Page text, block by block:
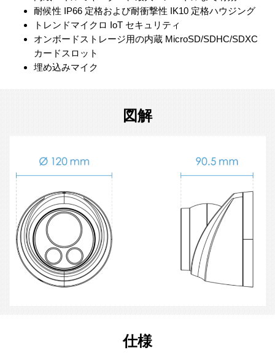
耐候性 IP66 定格および耐衝撃性 IK10 定格ハウジング
トレンドマイクロ IoT セキュリティ
オンボードストレージ用の内蔵 MicroSD/SDHC/SDXC
カードスロット
埋め込みマイク
図解
仕様